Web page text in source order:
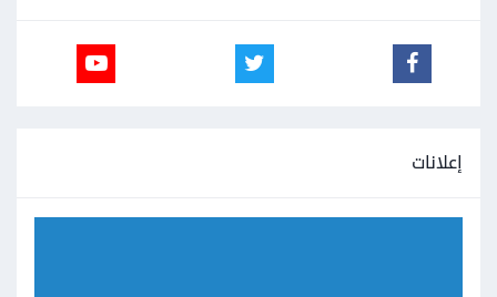
إعلانات